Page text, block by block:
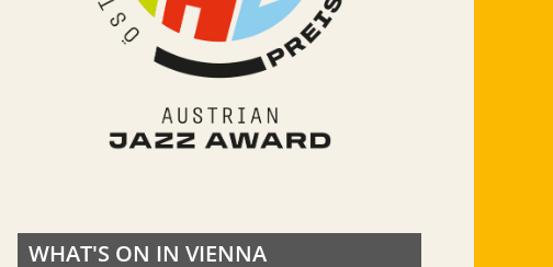
WHAT'S ON IN VIENNA